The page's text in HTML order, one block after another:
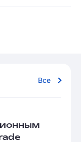
Все